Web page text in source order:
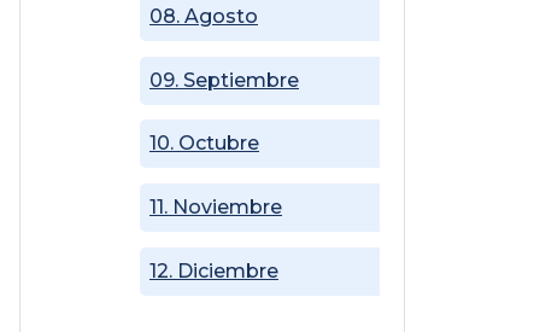
08. Agosto
09. Septiembre
10. Octubre
11. Noviembre
12. Diciembre